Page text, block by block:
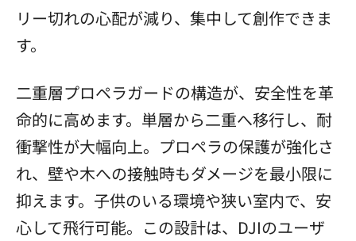
リー切れの心配が減り、集中して創作できま
す。
二重層プロペラガードの構造が、安全性を革
命的に高めます。単層から二重へ移行し、耐
衝撃性が大幅向上。プロペラの保護が強化さ
れ、壁や木への接触時もダメージを最小限に
抑えます。子供のいる環境や狭い室内で、安
心して飛行可能。この設計は、DJIのユーザ